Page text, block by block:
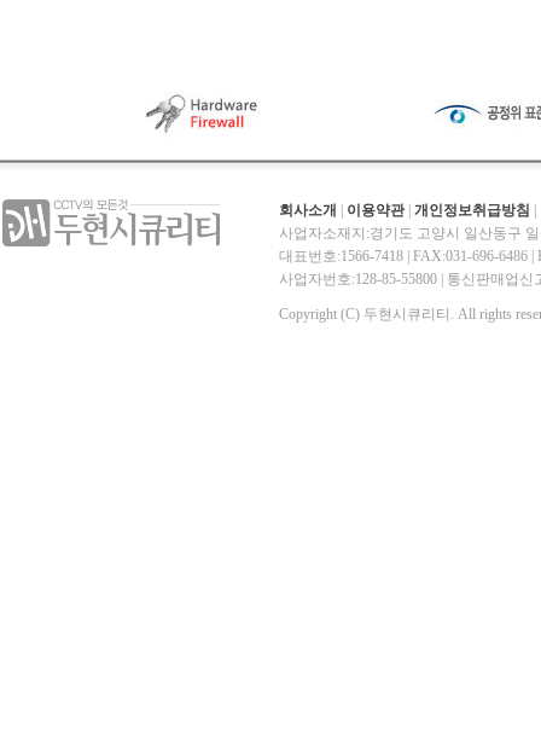
회사소개 이용약관| 개인정보취급방침
사업자소재지:경기도 고양시 일산동구
대표번호:1566-7418 | FAX:031-696-6486 |
사업자번호:128-85-55800 | 통신판매업
Copyright (C) 두현시큐리티. All rights